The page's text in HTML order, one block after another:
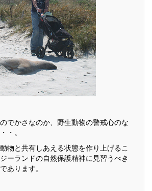
でかさなのか、野生動物の警戒心のな
・。
物と共有しあえる状態を作り上げるこ
ーランドの自然保護精神に見習うべき
あります。